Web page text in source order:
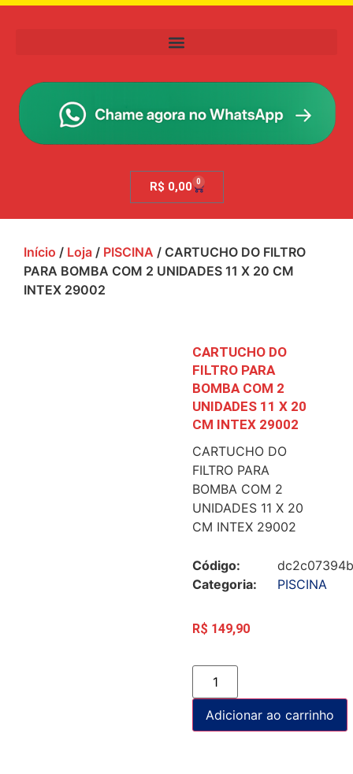
R$ 0,00 0
Início / Loja / PISCINA / CARTUCHO DO FILTRO
PARA BOMBA COM 2 UNIDADES 11 X 20 CM
INTEX 29002
CARTUCHO DO
FILTRO PARA
BOMBA COM 2
UNIDADES 11 X 20
CM INTEX 29002
CARTUCHO DO
FILTRO PARA
BOMBA COM 2
UNIDADES 11 X 20
CM INTEX 29002
Código:
Categoria:
PISCINA
R$ 149,90
Adicionar ao carrinho